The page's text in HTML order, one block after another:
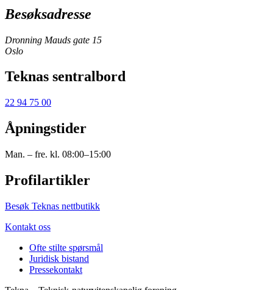
Besøksadresse
Dronning Mauds gate 15
Oslo
Teknas sentralbord
22 94 75 00
Åpningstider
Man. – fre. kl. 08:00–15:00
Profilartikler
Besøk Teknas nettbutikk
Kontakt oss
Ofte stilte spørsmål
Juridisk bistand
Pressekontakt